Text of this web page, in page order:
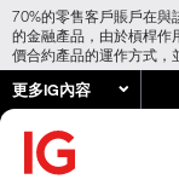
70%的零售客戶賬戶在與
的金融產品，由於槓桿作
價合約產品的運作方式，
更多IG內容